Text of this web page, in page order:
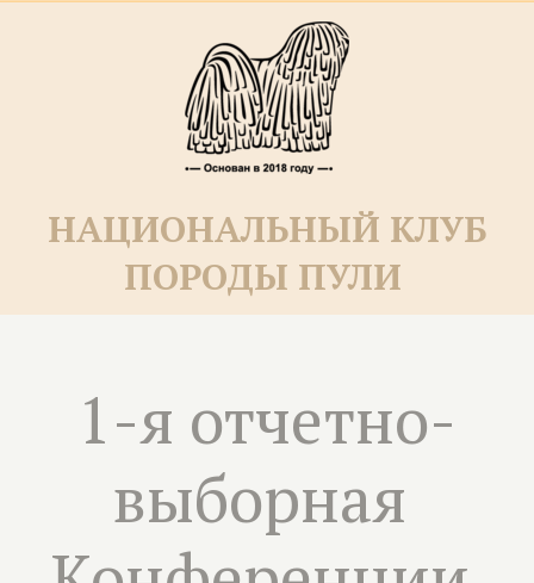
НАЦИОНАЛЬНЫЙ КЛУБ
ПОРОДЫ ПУЛИ­­
1-я отчетно-
выборная